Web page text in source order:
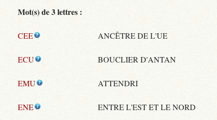
Mot(s) de 3 lettres :
CEE ANCÊTRE DE L'UE
ECU BOUCLIER D'ANTAN
EMU ATTENDRI
ENE ENTRE L'EST ET LE NORD